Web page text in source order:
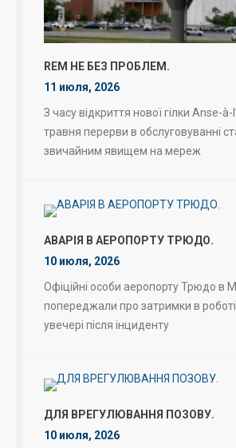
REM НЕ БЕЗ ПРОБЛЕМ.
11 июля, 2026
З часу відкриття нової гілки Anse-à-
травня перерви в обслуговуванні
звичайним явищем на мереж
АВАРІЯ В АЕРОПОРТУ ТРЮДО.
10 июля, 2026
Офіційні особи аеропорту Трюдо в
попереджали про затримки в
увечері після інциденту
ДЛЯ ВРЕГУЛЮВАННЯ ПОЗОВУ.
10 июля, 2026